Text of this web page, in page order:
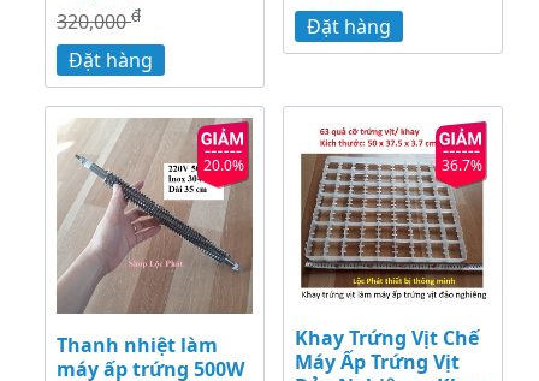
320,000đ
Đặt hàng
Đặt hàng
20.0%
Thanh nhiệt làm
máy ấp trứng 500W
36.7%
Khay Trứng Vịt Chế
Máy Ấp Trứng Vịt